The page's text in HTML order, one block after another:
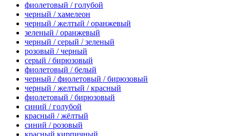
фиолетовый / голубой
черный / хамелеон
черный / желтый / оранжевый
зеленый / оранжевый
черный / серый / зеленый
розовый / черный
серый / бирюзовый
фиолетовый / белый
черный / фиолетовый / бирюзовый
черный / желтый / красный
фиолетовый / бирюзовый
синий / голубой
красный / жёлтый
синий / розовый